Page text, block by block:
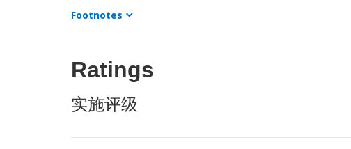
Footnotes
Ratings
实施评级